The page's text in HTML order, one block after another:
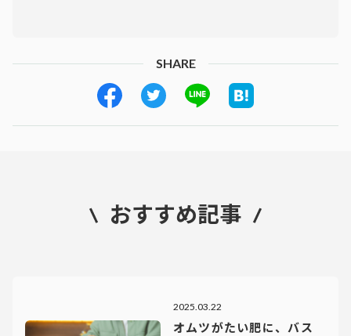
SHARE
おすすめ記事
2025.03.22
オムツがたい肥に、バス